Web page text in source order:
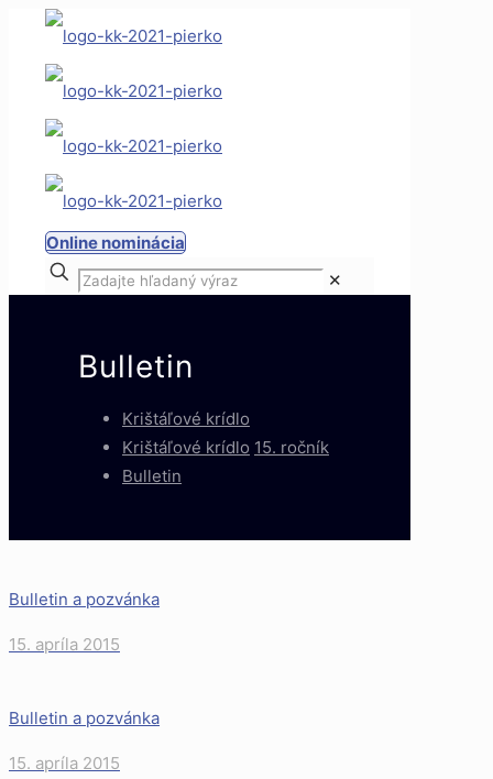
Online nominácia
✕
Bulletin
Krištáľové krídlo
Krištáľové krídlo 15. ročník
Bulletin
Bulletin a pozvánka
15. apríla 2015
Bulletin a pozvánka
15. apríla 2015